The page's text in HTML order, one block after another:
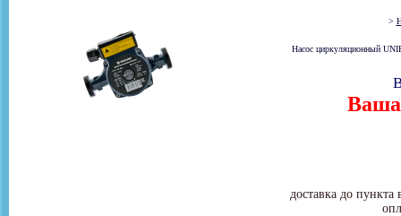
>
Насос циркуляционный
Ваша
доставка до